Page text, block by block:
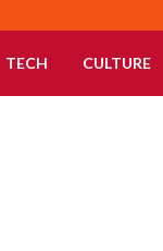
TECH CULTURE